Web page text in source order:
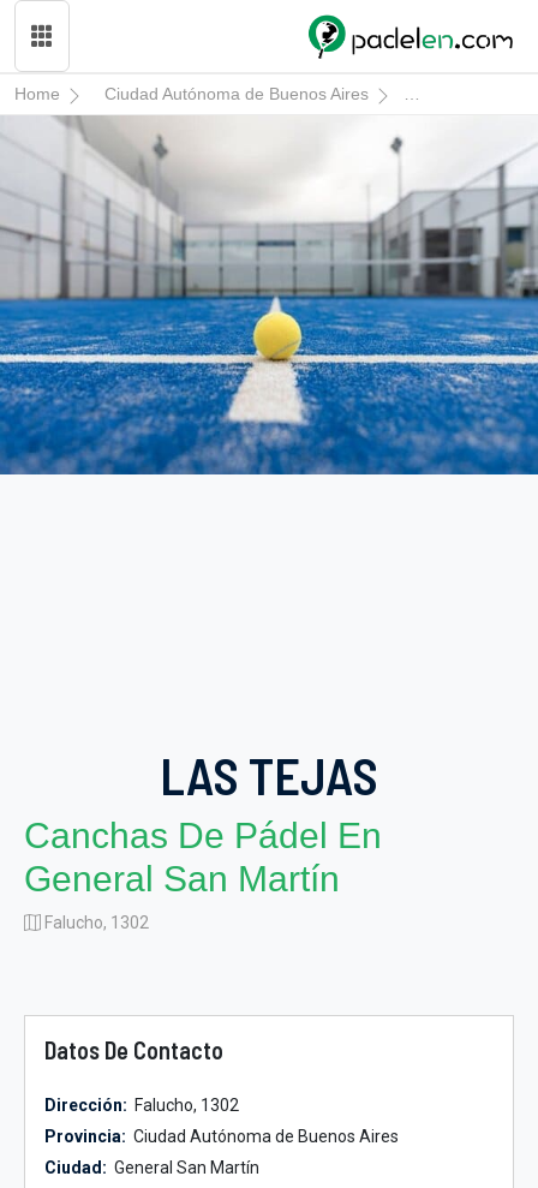
Home Ciudad Autónoma de Buenos Aires General San
LAS TEJAS
Canchas De Pádel En
General San Martín
Falucho, 1302
Datos De Contacto
Dirección: Falucho, 1302
Provincia: Ciudad Autónoma de Buenos Aires
Ciudad: General San Martín